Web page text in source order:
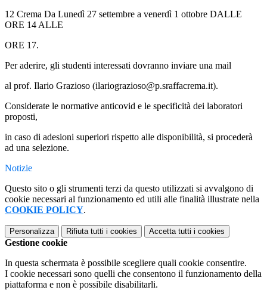
12 Crema Da Lunedì 27 settembre a venerdì 1 ottobre DALLE
ORE 14 ALLE
ORE 17.
Per aderire, gli studenti interessati dovranno inviare una mail
al prof. Ilario Grazioso (ilariograzioso@p.sraffacrema.it).
Considerate le normative anticovid e le specificità dei laboratori
proposti,
in caso di adesioni superiori rispetto alle disponibilità, si procederà
ad una selezione.
Notizie
Questo sito o gli strumenti terzi da questo utilizzati si avvalgono di
cookie necessari al funzionamento ed utili alle finalità illustrate nella
COOKIE POLICY.
Personalizza Rifiuta tutti i cookies Accetta tutti i cookies
Gestione cookie
In questa schermata è possibile scegliere quali cookie consentire.
I cookie necessari sono quelli che consentono il funzionamento della
piattaforma e non è possibile disabilitarli.